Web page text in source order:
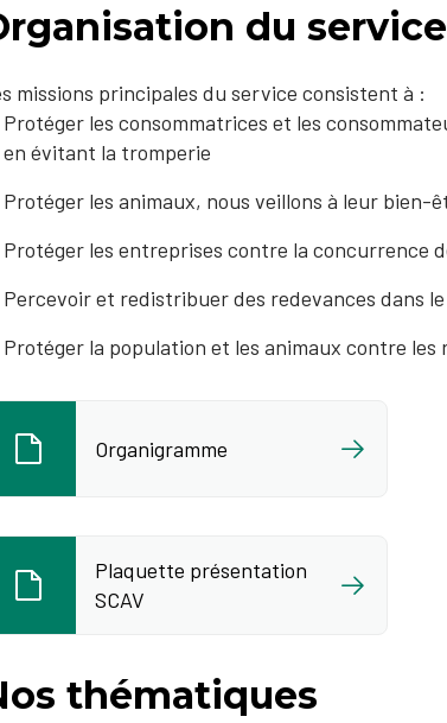
du service
missions principales du service consistent à :
Protéger les consommatrices et les
en évitant la tromperie
Protéger les animaux, nous veillons à leur bien-
Protéger les entreprises contre la concurrence
Percevoir et redistribuer des redevances dans
Protéger la population et les animaux contre les
Organigramme
Plaquette présentation
SCAV
thématiques